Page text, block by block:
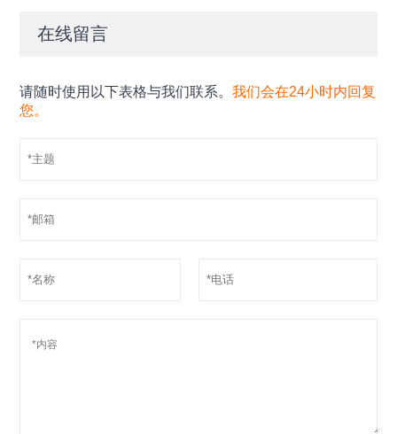
在线留言
请随时使用以下表格与我们联系。我们会在24小时内回复
您。